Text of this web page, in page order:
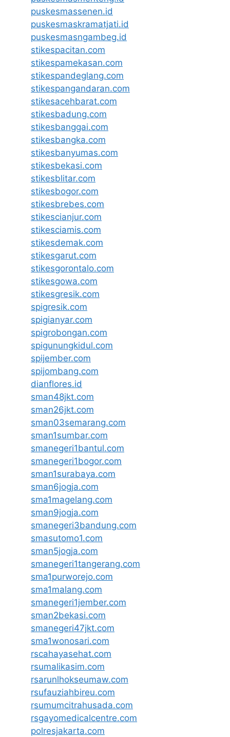
puskesmassenen.id
puskesmaskramatjati.id
puskesmasngambeg.id
stikespacitan.com
stikespamekasan.com
stikespandeglang.com
stikespangandaran.com
stikesacehbarat.com
stikesbadung.com
stikesbanggai.com
stikesbangka.com
stikesbanyumas.com
stikesbekasi.com
stikesblitar.com
stikesbogor.com
stikesbrebes.com
stikescianjur.com
stikesciamis.com
stikesdemak.com
stikesgarut.com
stikesgorontalo.com
stikesgowa.com
stikesgresik.com
spigresik.com
spigianyar.com
spigrobongan.com
spigunungkidul.com
spijember.com
spijombang.com
dianflores.id
sman48jkt.com
sman26jkt.com
sman03semarang.com
sman1sumbar.com
smanegeri1bantul.com
smanegeri1bogor.com
sman1surabaya.com
sman6jogja.com
sma1magelang.com
sman9jogja.com
smanegeri3bandung.com
smasutomo1.com
sman5jogja.com
smanegeri1tangerang.com
sma1purworejo.com
sma1malang.com
smanegeri1jember.com
sman2bekasi.com
smanegeri47jkt.com
sma1wonosari.com
rscahayasehat.com
rsumalikasim.com
rsarunlhokseumaw.com
rsufauziahbireu.com
rsumumcitrahusada.com
rsgayomedicalcentre.com
polresjakarta.com